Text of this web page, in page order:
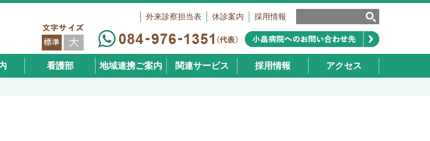
外来診察担当表 休診案内 採用情報
看護部 地域連携ご案内 関連サービス 採用情報 アクセス